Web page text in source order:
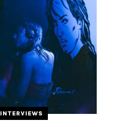
INTERVIEWS